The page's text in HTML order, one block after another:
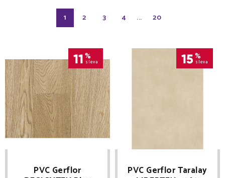
1 2 3 4 ... 20
11 %
sleva
PVC Gerflor
15 %
sleva
PVC Gerflor Taralay